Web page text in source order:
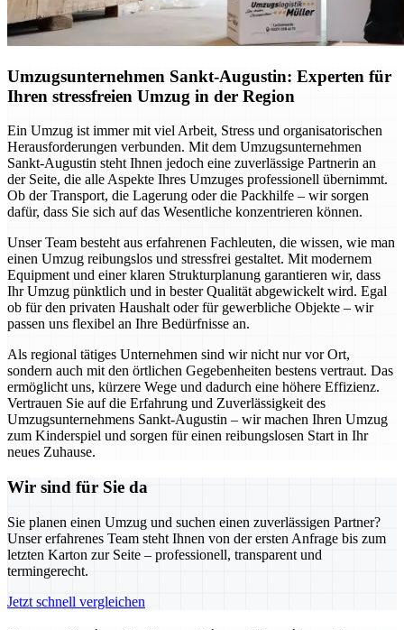
Umzugsunternehmen Sankt-Augustin: Experten für
Ihren stressfreien Umzug in der Region
Ein Umzug ist immer mit viel Arbeit, Stress und organisatorischen
Herausforderungen verbunden. Mit dem Umzugsunternehmen
Sankt-Augustin steht Ihnen jedoch eine zuverlässige Partnerin an
der Seite, die alle Aspekte Ihres Umzuges professionell übernimmt.
Ob der Transport, die Lagerung oder die Packhilfe – wir sorgen
dafür, dass Sie sich auf das Wesentliche konzentrieren können.
Unser Team besteht aus erfahrenen Fachleuten, die wissen, wie man
einen Umzug reibungslos und stressfrei gestaltet. Mit modernem
Equipment und einer klaren Strukturplanung garantieren wir, dass
Ihr Umzug pünktlich und in bester Qualität abgewickelt wird. Egal
ob für den privaten Haushalt oder für gewerbliche Objekte – wir
passen uns flexibel an Ihre Bedürfnisse an.
Als regional tätiges Unternehmen sind wir nicht nur vor Ort,
sondern auch mit den örtlichen Gegebenheiten bestens vertraut. Das
ermöglicht uns, kürzere Wege und dadurch eine höhere Effizienz.
Vertrauen Sie auf die Erfahrung und Zuverlässigkeit des
Umzugsunternehmens Sankt-Augustin – wir machen Ihren Umzug
zum Kinderspiel und sorgen für einen reibungslosen Start in Ihr
neues Zuhause.
Wir sind für Sie da
Sie planen einen Umzug und suchen einen zuverlässigen Partner?
Unser erfahrenes Team steht Ihnen von der ersten Anfrage bis zum
letzten Karton zur Seite – professionell, transparent und
termingerecht.
Jetzt schnell vergleichen